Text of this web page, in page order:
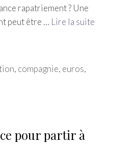
rapatriement ? Une
peut être … Lire la suite
, compagnie, euros,
pour partir à